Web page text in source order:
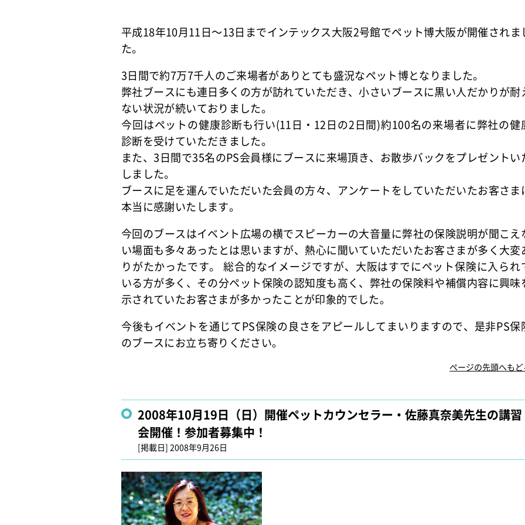
平成18年10月11日～13日までインテックス大阪2号館でペット博大阪が開催されま
た。
3日間で約7万7千人のご来場者がありとても盛況なペット博となりました。
弊社ブースにも連日多くの方が訪れていただき、小さいブースに黒い人だかりが耐
ない状況が続いておりました。
今回はペットの健康診断も行い(11日・12日の2日間)約100名の来場者に弊社の健
診断を受けていただきました。
また、3日間で35名のPS会員様にブースに来場頂き、お散歩バックをプレゼントい
しました。
ブースに足を運んでいただいた会員の方々、アンケートをしていただいたお客さま
本当に感謝いたします。
今回のブースはイベント広場の横でスピーカーの大音量に弊社の保険説明が聞こえ
い場面も多々あったとは思いますが、熱心に聞いていただいたお客さまが多く大変
りがたかったです。 総合的なイメージですが、大阪はすでにペット保険に入られ
いる方が多く、その分ペット保険の認知度も高く、弊社の保険料や補償内容に興味
示されていたお客さまが多かったことが印象的でした。
今後もイベントを通じてPS保険の良さをアピールしてまいりますので、是非PS保
のブースにお立ち寄りください。
ページの先頭へもど
2008年10月19日（日）開催ペットカウンセラー・佐藤真奈美先生の講習
会開催！参加者募集中！
[掲載日] 2008年9月26日